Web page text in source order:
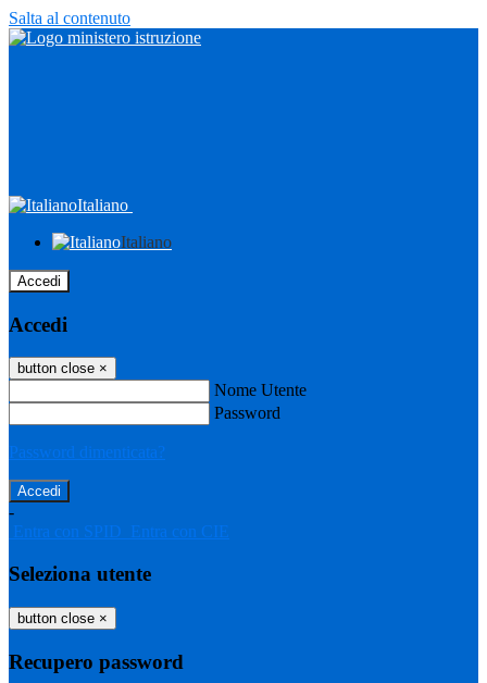
Salta al contenuto
Italiano
Italiano
Accedi
Accedi
button close ×
Nome Utente
Password
Password dimenticata?
-
Entra con SPID
Entra con CIE
Seleziona utente
button close ×
Recupero password